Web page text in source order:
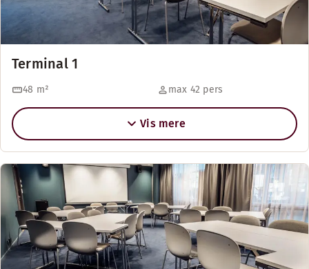
Terminal 1
48 m² max 42 pers
Vis mere